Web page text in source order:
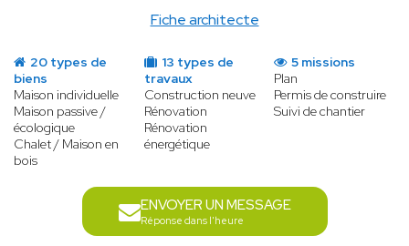
Fiche architecte
20 types de
biens
Maison individuelle
Maison passive /
écologique
Chalet / Maison en
bois
13 types de
travaux
Construction neuve
Rénovation
Rénovation
énergétique
5 missions
Plan
Permis de construire
Suivi de chantier
ENVOYER UN MESSAGE
Réponse dans l'heure